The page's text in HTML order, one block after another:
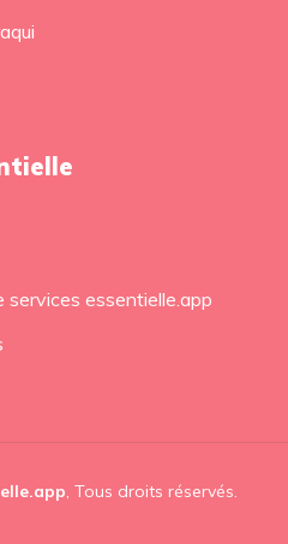
services essentielle.app
, Tous droits réservés.